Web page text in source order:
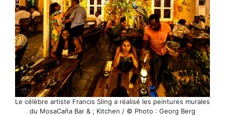
Le célèbre artiste Francis Sling a réalisé les peintures murales
du MosaCaña Bar & ; Kitchen / © Photo : Georg Berg